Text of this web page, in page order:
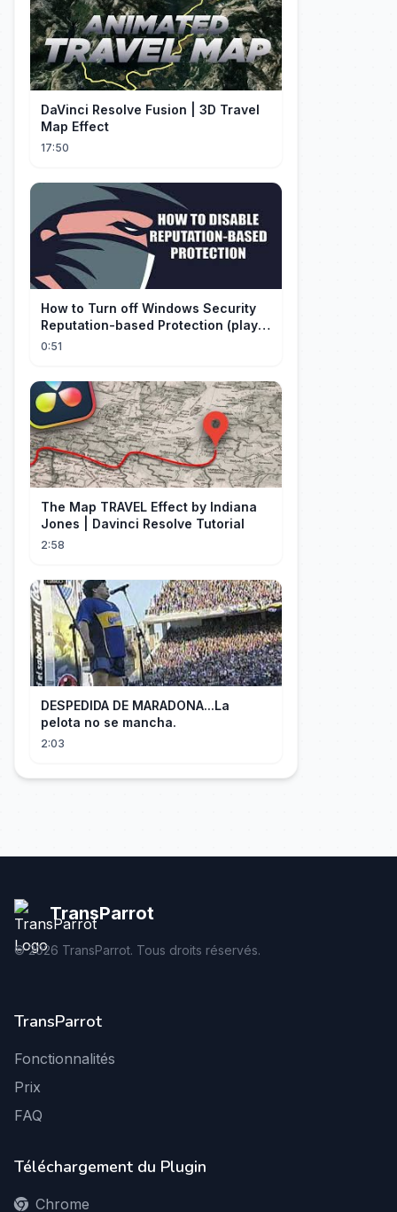
DaVinci Resolve Fusion | 3D Travel
Map Effect
17:50
How to Turn off Windows Security
Reputation-based Protection (play
with audio)
0:51
The Map TRAVEL Effect by Indiana
Jones | Davinci Resolve Tutorial
2:58
DESPEDIDA DE MARADONA...La
pelota no se mancha.
2:03
TransParrot
©2026 TransParrot. Tous droits réservés.
TransParrot
Fonctionnalités
Prix
FAQ
Téléchargement du Plugin
Chrome